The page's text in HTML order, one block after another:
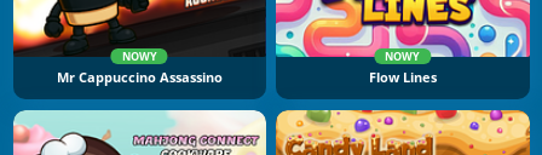
NOWY
Mr Cappuccino Assassino
NOWY
Flow Lines